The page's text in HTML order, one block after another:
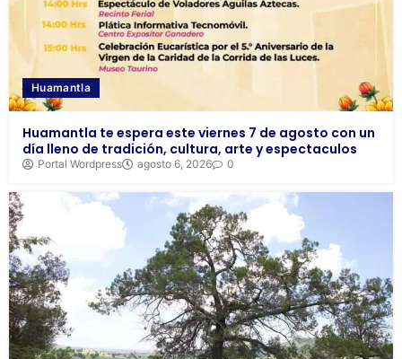
Huamantla
Huamantla te espera este viernes 7 de agosto con un
día lleno de tradición, cultura, arte y espectaculos
Portal Wordpress agosto 6, 2026 0